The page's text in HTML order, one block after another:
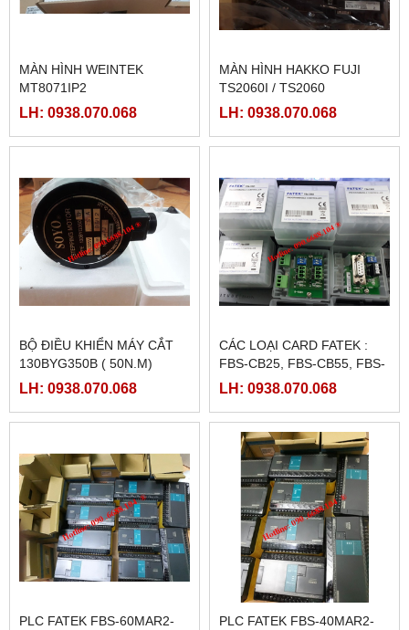
MÀN HÌNH WEINTEK
MT8071IP2
LH: 0938.070.068
MÀN HÌNH HAKKO FUJI
TS2060I / TS2060
LH: 0938.070.068
BỘ ĐIỀU KHIỂN MÁY CẮT
130BYG350B ( 50N.M)
LH: 0938.070.068
CÁC LOẠI CARD FATEK :
FBS-CB25, FBS-CB55, FBS-
CB2, FBS-CB5
LH: 0938.070.068
PLC FATEK FBS-60MAR2-
PLC FATEK FBS-40MAR2-